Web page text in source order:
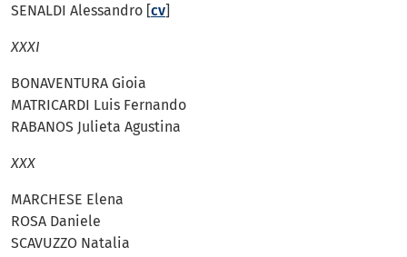
SENALDI Alessandro [cv]
XXXI
BONAVENTURA Gioia
MATRICARDI Luis Fernando
RABANOS Julieta Agustina
XXX
MARCHESE Elena
ROSA Daniele
SCAVUZZO Natalia